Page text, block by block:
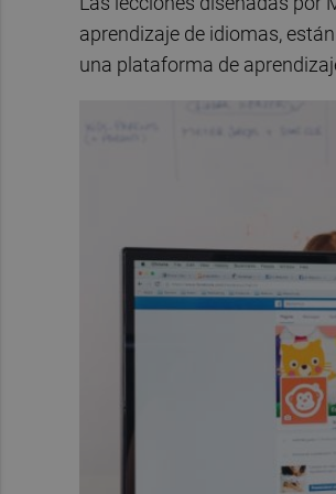
aprendizaje de idiomas,
una plataforma de